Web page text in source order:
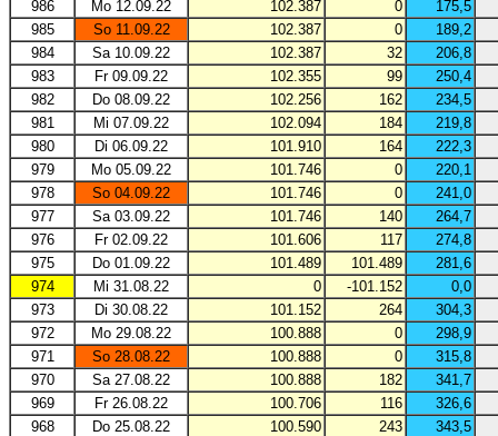
986 Mo 12.09.22 102.387 0
175,5
985
So 11.09.22 102.387 0
189,2
984
Sa 10.09.22 102.387 32
206,8
983
Fr 09.09.22 102.355 99
250,4
982
Do 08.09.22 102.256 162
234,5
981
Mi 07.09.22 102.094 184
219,8
980
Di 06.09.22 101.910 164
222,3
979
Mo 05.09.22 101.746 0
220,1
978
So 04.09.22 101.746 0
241,0
977
Sa 03.09.22 101.746 140
264,7
976
Fr 02.09.22 101.606 117
274,8
975
Do 01.09.22 101.489 101.489
281,6
974
Mi 31.08.22 0 -101.152
0,0
973
Di 30.08.22 101.152 264
304,3
972
Mo 29.08.22 100.888 0
298,9
971
So 28.08.22 100.888 0
315,8
970
Sa 27.08.22 100.888 182
341,7
969
Fr 26.08.22 100.706 116
326,6
968
Do 25.08.22 100.590 243
343,5